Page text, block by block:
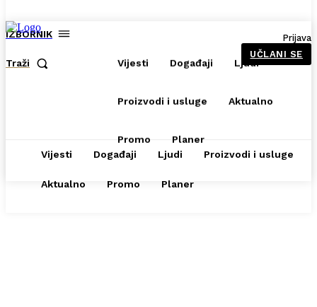
IZBORNIK
Traži
Prijava
UČLANI SE
Vijesti Događaji Ljudi Proizvodi i usluge
Aktualno Promo Planer
Vijesti Događaji Ljudi
Proizvodi i usluge Aktualno
Promo Planer